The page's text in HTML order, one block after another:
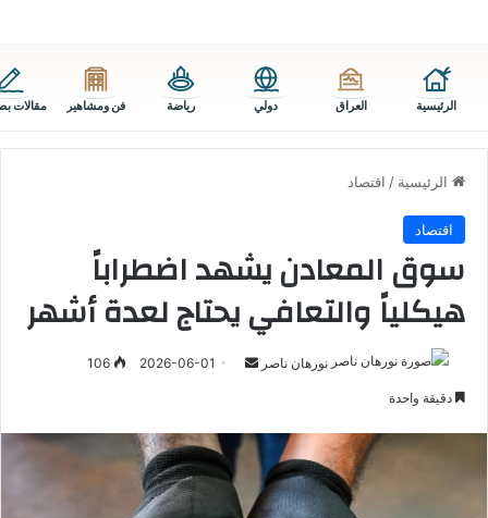
الرئيسية العراق دولي رياضة فن ومشاهير مقالات
الرئيسية / اقتصاد
اقتصاد
سوق المعادن يشهد اضطراباً
هيكلياً والتعافي يحتاج لعدة أشهر
نورهان ناصر
أرسل 2026-06-01
دقيقة واحدة